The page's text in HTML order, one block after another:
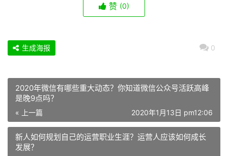
赞 (0)
0
生成海报
2020年微信有哪些重大动态？你知道微信公众号活跃高峰
是晚9点吗？
« 上一篇 2020年1月13日 pm12:06
新人如何规划自己的运营职业生涯？运营人应该如何成长
发展？